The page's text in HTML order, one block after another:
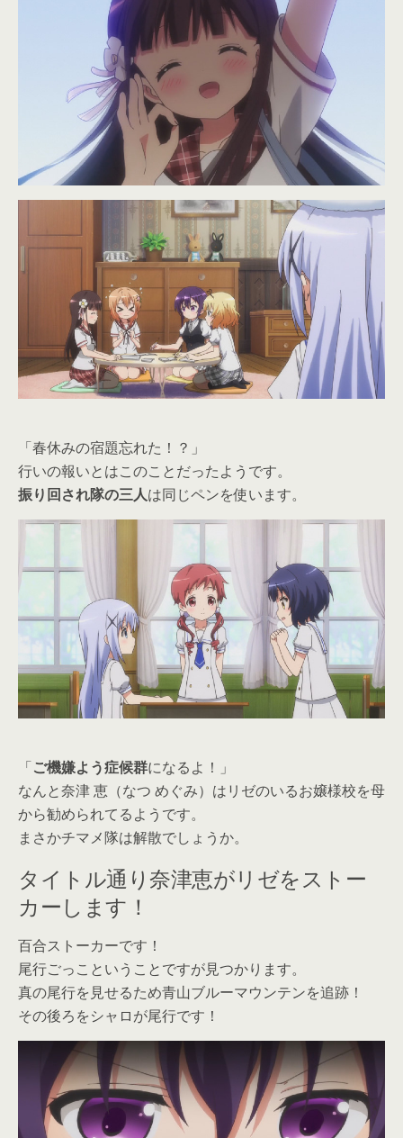
「春休みの宿題忘れた！？」
行いの報いとはこのことだったようです。
振り回され隊の三人は同じペンを使います。
「ご機嫌よう症候群になるよ！」
なんと奈津 恵（なつ めぐみ）はリゼのいるお嬢様校を母
から勧められてるようです。
まさかチマメ隊は解散でしょうか。
タイトル通り奈津恵がリゼをストー
カーします！
百合ストーカーです！
尾行ごっこということですが見つかります。
真の尾行を見せるため青山ブルーマウンテンを追跡！
その後ろをシャロが尾行です！